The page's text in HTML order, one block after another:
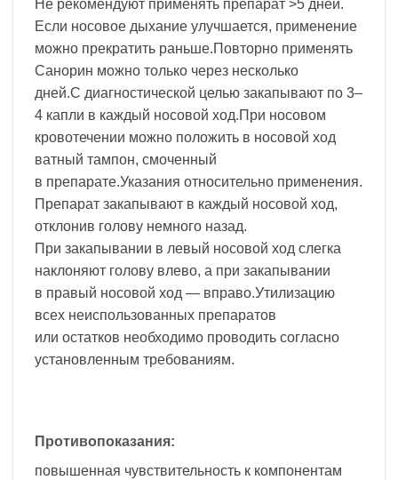
Не рекомендуют применять препарат >5 дней.
Если носовое дыхание улучшается, применение
можно прекратить раньше.Повторно применять
Санорин можно только через несколько
дней.С диагностической целью закапывают по 3–
4 капли в каждый носовой ход.При носовом
кровотечении можно положить в носовой ход
ватный тампон, смоченный
в препарате.Указания относительно применения.
Препарат закапывают в каждый носовой ход,
отклонив голову немного назад.
При закапывании в левый носовой ход слегка
наклоняют голову влево, а при закапывании
в правый носовой ход — вправо.Утилизацию
всех неиспользованных препаратов
или остатков необходимо проводить согласно
установленным требованиям.
Противопоказания:
повышенная чувствительность к компонентам